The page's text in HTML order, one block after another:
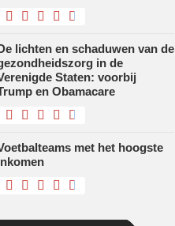
lichten en schaduwen van de
in de
Staten: voorbij
en Obamacare
met het hoogste